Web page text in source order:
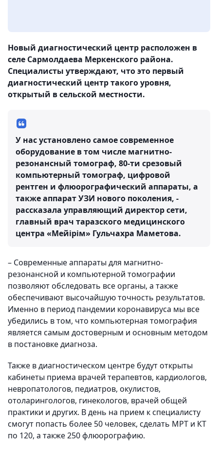
Новый диагностический центр расположен в
селе Сармолдаева Меркенского района.
Специалисты утверждают, что это первый
диагностический центр такого уровня,
открытый в сельской местности.
У нас установлено самое современное
оборудование в том числе магнитно-
резонансный томограф, 80-ти срезовый
компьютерный томограф, цифровой
рентген и флюорографический аппараты, а
также аппарат УЗИ нового поколения, -
рассказала управляющий директор сети,
главный врач таразского медицинского
центра «Мейірім» Гульчахра Маметова.
– Современные аппараты для магнитно-
резонансной и компьютерной томографии
позволяют обследовать все органы, а также
обеспечивают высочайшую точность результатов.
Именно в период пандемии коронавируса мы все
убедились в том, что компьютерная томография
является самым достоверным и основным методом
в постановке диагноза.
Также в диагностическом центре будут открыты
кабинеты приема врачей терапевтов, кардиологов,
невропатологов, педиатров, окулистов,
отоларингологов, гинекологов, врачей общей
практики и других. В день на прием к специалисту
смогут попасть более 50 человек, сделать МРТ и КТ
по 120, а также 250 флюорографию.